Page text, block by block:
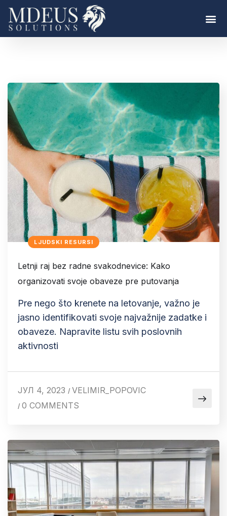
LJUDSKI RESURSI
Letnji raj bez radne svakodnevice: Kako
organizovati svoje obaveze pre putovanja
Pre nego što krenete na letovanje, važno je
jasno identifikovati svoje najvažnije zadatke i
obaveze. Napravite listu svih poslovnih
aktivnosti
ЈУЛ 4, 2023 / VELIMIR_POPOVIC
/ 0 COMMENTS